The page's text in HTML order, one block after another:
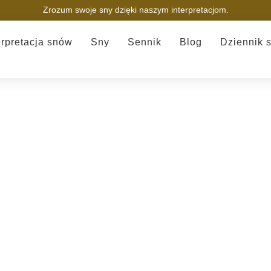
Zrozum swoje sny dzięki naszym interpretacjom.
snów Sny Sennik Blog Dziennik